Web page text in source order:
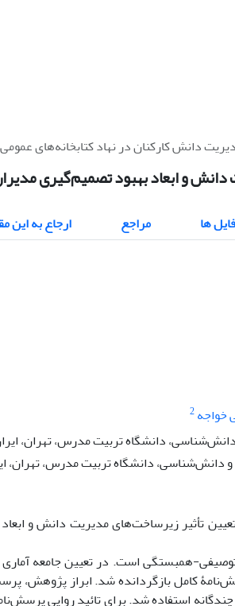
دانش کارکنان در نهاد کتابخانه‌های
و ابعاد بهبود تصمیم‌گیری
فایل ها مراجع ارجاع به این
خواجه2
دانش‌شناسی، دانشگاه تربیت مدرس، تهران،
دانش‌شناسی، دانشگاه تربیت مدرس، تهران،
تأثیر زیرساخت‌های مدیریت دانش و
نامۀ کامل بازگردانده شد. ابراز پژوهش،